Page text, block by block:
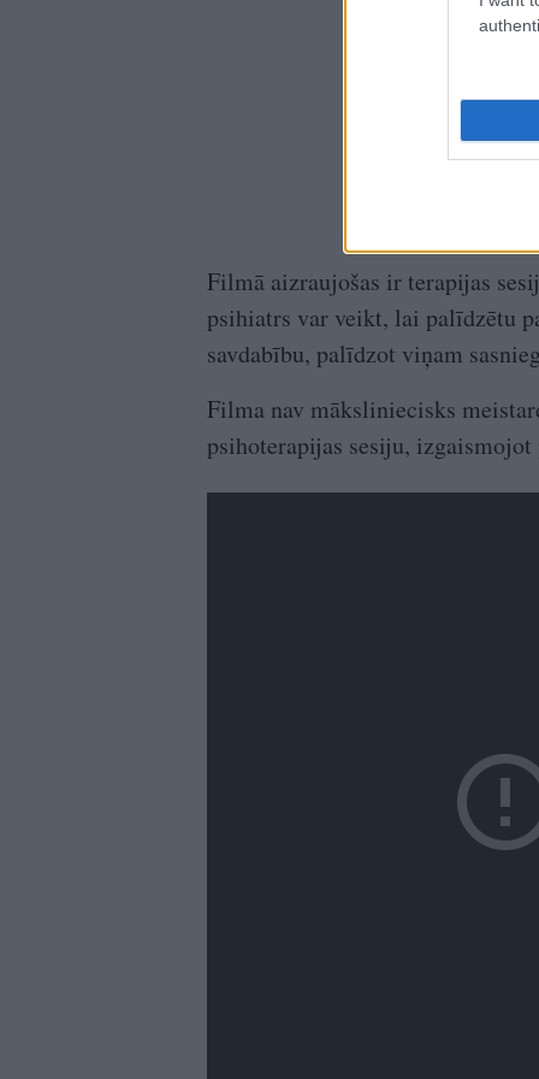
Filmā aizraujošas ir terapijas
psihiatrs var veikt, lai palīdzētu
savdabību, palīdzot viņam
Filma nav māksliniecisks
psihoterapijas sesiju,